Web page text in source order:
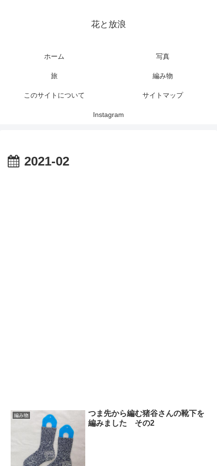
花と放浪
ホーム 写真
旅 編み物
このサイトについて サイトマップ
Instagram
2021-02
編み物
つま先から編む猪谷さんの靴下を
編みました その2